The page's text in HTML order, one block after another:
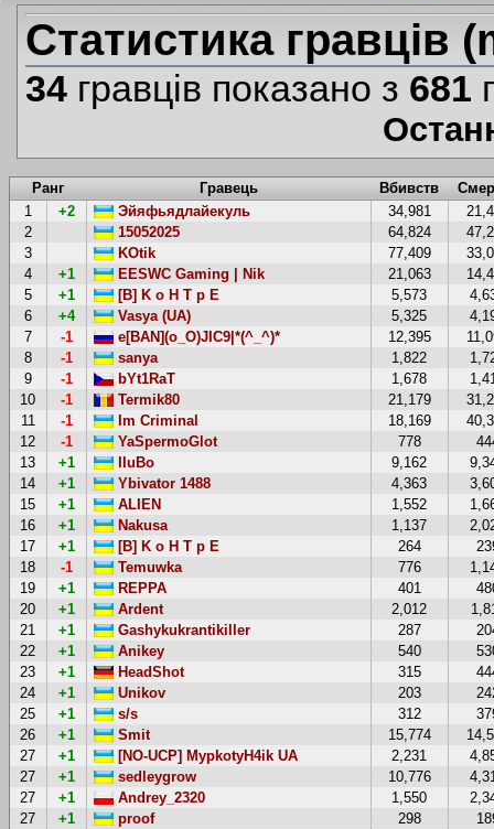
Статистика гравців
34гравців показано з 681
Ранг Гравець Вбивств
1
+2 Эйяфьядлайекуль 34,981
2
15052025 64,824
3
KOtik 77,409
4
+1 EESWC Gaming | Nik 21,063
5
+1 [B] K o H T p E 5,573
6
+4 Vasya (UA) 5,325
7
-1 e[BAN](o_O)JIC9|*(^_^)* 12,395
8
-1 sanya 1,822
9
-1 bYt1RaT 1,678
10
-1 Termik80 21,179
11
-1 Im Criminal 18,169
12
-1 YaSpermoGlot 778
13
+1 IIuBo 9,162
14
+1 Ybivator 1488 4,363
15
+1 ALIEN 1,552
16
+1 Nakusa 1,137
17
+1 [B] K o H T p E 264
18
-1 Temuwka 776
19
+1 REPPA 401
20
+1 Ardent 2,012
21
+1 Gashykukrantikiller 287
22
+1 Anikey 540
23
+1 HeadShot 315
24
+1 Unikov 203
25
+1 s/s 312
26
+1 Smit 15,774
27
+1 [NO-UCP] MypkotyH4ik UA 2,231
27
+1 sedleygrow 10,776
27
+1 Andrey_2320 1,550
27
+1 proof 298